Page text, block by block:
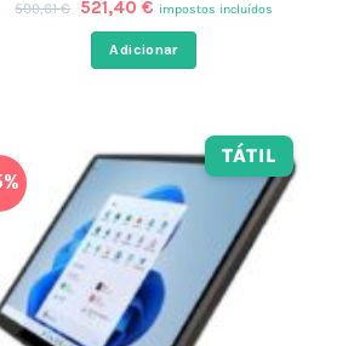
599,61€
O
original
era:
521,40 €O
preço
atual
é:
impostos incluídos
Adicionar
TÁTIL